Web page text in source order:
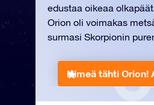
edustaa oikeaa
Orion oli voimakas
surmasi Skorpionin
Nimeä tähti Orion!